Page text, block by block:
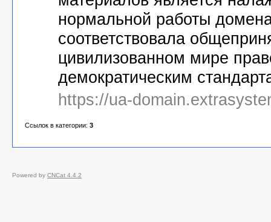
нормальной работы
соответствовала
цивилизованном мире
демократическим
https://ua-
Ссылок в категории: 3
Powered by CNCat 4.4.2